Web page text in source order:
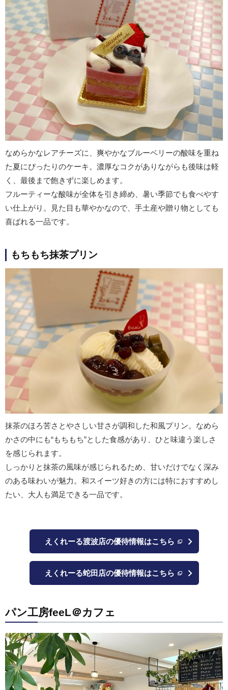
なめらかなレアチーズに、爽やかなブルーベリーの酸味を重ね
た夏にぴったりのケーキ。濃厚なコクがありながらも後味は軽
く、最後まで飽きずに楽しめます。
フルーティーな酸味が全体を引き締め、暑い季節でも食べやす
い仕上がり。見た目も華やかなので、手土産や贈り物としても
喜ばれる一品です。
もちもち抹茶プリン
抹茶のほろ苦さとやさしい甘さが調和した和風プリン。なめら
かさの中にも“もちもち”とした食感があり、ひと味違う楽しさ
を感じられます。
しっかりと抹茶の風味が感じられるため、甘いだけでなく深み
のある味わいが魅力。和スイーツ好きの方には特におすすめし
たい、大人も満足できる一品です。
えくれーる渡波店の優待情報はこちら
えくれーる蛇田店の優待情報はこちら
パン工房feeL＠カフェ